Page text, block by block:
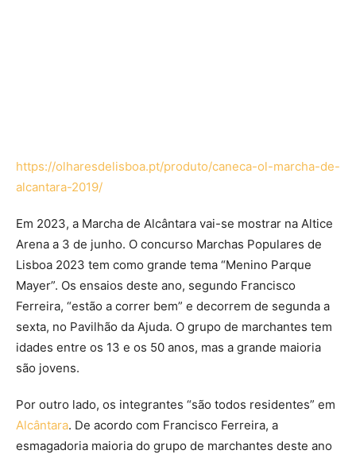
https://olharesdelisboa.pt/produto/caneca-ol-marcha-de-
alcantara-2019/
Em 2023, a Marcha de Alcântara vai-se mostrar na Altice
Arena a 3 de junho. O concurso Marchas Populares de
Lisboa 2023 tem como grande tema “Menino Parque
Mayer”. Os ensaios deste ano, segundo Francisco
Ferreira, “estão a correr bem” e decorrem de segunda a
sexta, no Pavilhão da Ajuda. O grupo de marchantes tem
idades entre os 13 e os 50 anos, mas a grande maioria
são jovens.
Por outro lado, os integrantes “são todos residentes” em
Alcântara. De acordo com Francisco Ferreira, a
esmagadoria maioria do grupo de marchantes deste ano